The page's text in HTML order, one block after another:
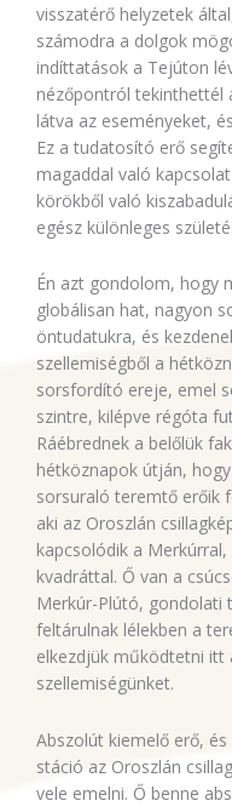
visszatérő helyzetek
számodra a dolgok
indíttatások a Tejúton
nézőpontról tekinthettél
látva az eseményeket,
Ez a tudatosító erő
magaddal való
körökből való
egész különleges
Én azt gondolom, hogy
globálisan hat, nagyon
öntudatukra, és
szellemiségből a
sorsfordító ereje, emel
szintre, kilépve régóta
Ráébrednek a belőlük
hétköznapok útján,
sorsuraló teremtő erőik
aki az Oroszlán
kapcsolódik a
kvadráttal. Ő van a
Merkúr-Plútó, gondolati
feltárulnak lélekben a
elkezdjük működtetni itt
szellemiségünket.
Abszolút kiemelő erő,
stáció az Oroszlán
vele emelni. Ő benne